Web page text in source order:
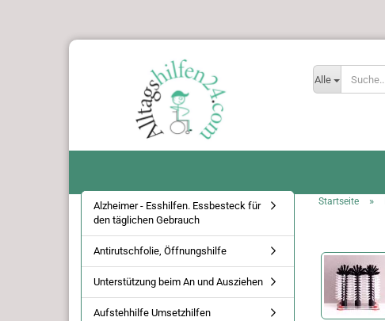
Alle
Startseite »
Alzheimer - Esshilfen. Essbesteck für
den täglichen Gebrauch
Antirutschfolie, Öffnungshilfe
Unterstützung beim An und Ausziehen
Aufstehhilfe Umsetzhilfen